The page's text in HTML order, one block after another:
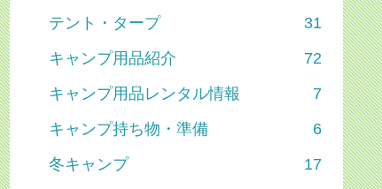
テント・タープ
31
キャンプ用品紹介
72
キャンプ用品レンタル情報
7
キャンプ持ち物・準備
6
冬キャンプ
17